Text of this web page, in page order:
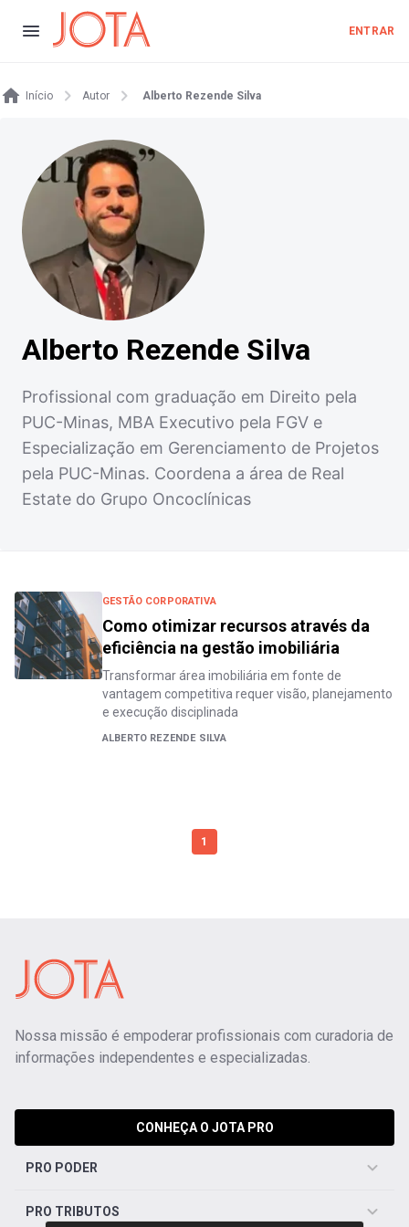
ENTRAR
Início Autor Alberto Rezende Silva
Alberto Rezende Silva
Profissional com graduação em Direito pela
PUC-Minas, MBA Executivo pela FGV e
Especialização em Gerenciamento de Projetos
pela PUC-Minas. Coordena a área de Real
Estate do Grupo Oncoclínicas
GESTÃO CORPORATIVA
Como otimizar recursos através da
eficiência na gestão imobiliária
Transformar área imobiliária em fonte de
vantagem competitiva requer visão, planejamento
e execução disciplinada
ALBERTO REZENDE SILVA
1
Nossa missão é empoderar profissionais com curadoria de
informações independentes e especializadas.
CONHEÇA O JOTA PRO
PRO PODER
PRO TRIBUTOS